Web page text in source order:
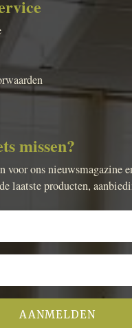
missen?
voor ons nieuwsmagazine
laatste producten,